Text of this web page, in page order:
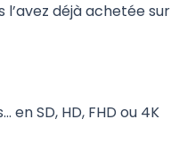
l’avez déjà achetée sur
SD, HD, FHD ou 4K